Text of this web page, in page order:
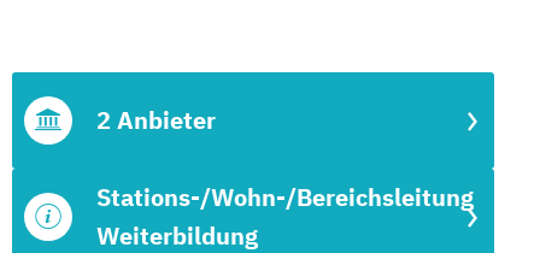
Stations-/Wohn-/Bereichsleitung
Weiterbildung
2 Anbieter